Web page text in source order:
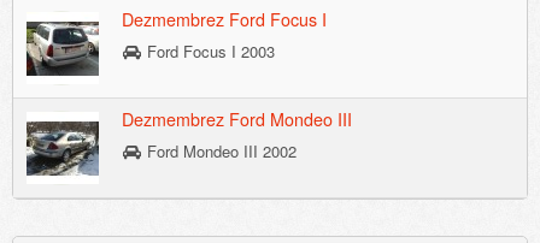
Dezmembrez Ford Focus I
Ford Focus I 2003
Dezmembrez Ford Mondeo III
Ford Mondeo III 2002